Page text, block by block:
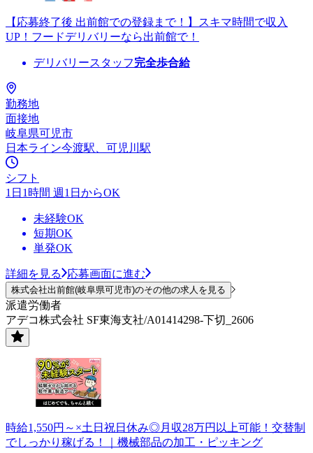
【応募終了後 出前館での登録まで！】スキマ時間で収入
UP！フードデリバリーなら出前館で！
デリバリースタッフ完全歩合給
勤務地
面接地
岐阜県可児市
日本ライン今渡駅、可児川駅
シフト
1日1時間 週1日からOK
未経験OK
短期OK
単発OK
詳細を見る 応募画面に進む
株式会社出前館(岐阜県可児市)のその他の求人を見る
派遣労働者
アデコ株式会社 SF東海支社/A01414298-下切_2606
時給1,550円～×土日祝日休み◎月収28万円以上可能！交替制
でしっかり稼げる！｜機械部品の加工・ピッキング